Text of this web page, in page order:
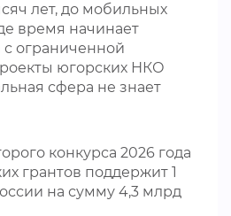
лет, до мобильных
время начинает
с ограниченной
югорских НКО
сфера не знает
конкурса 2026 года
грантов поддержит 1
на сумму 4,3 млрд